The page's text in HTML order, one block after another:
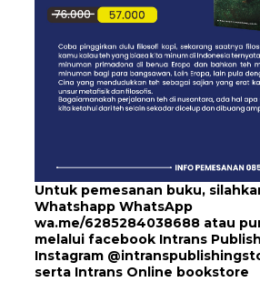
Untuk pemesanan buku,
Whatshapp WhatsApp
wa.me/6285284038688 atau
melalui facebook Intrans
Instagram
serta Intrans Online bookstore